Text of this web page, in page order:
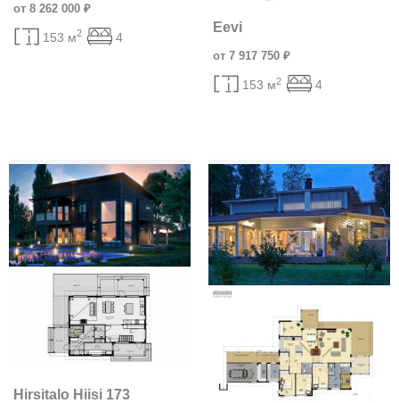
от 8 262 000 ₽
153 м2 4
Eevi
от 7 917 750 ₽
153 м2 4
Hirsitalo Hiisi 173